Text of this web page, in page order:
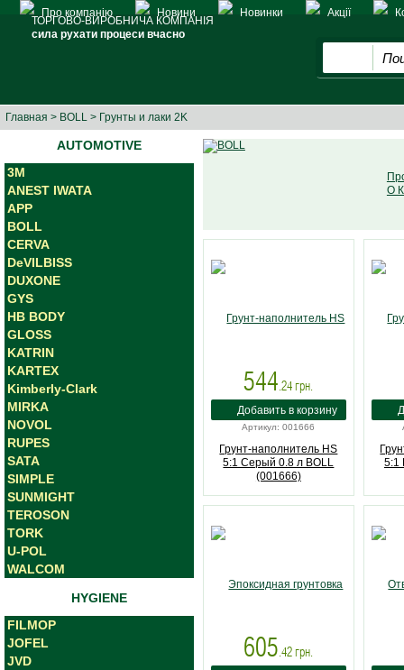
Про компанію Новини Новинки Акції
ТОРГОВО-ВИРОБНИЧА КОМПАНІЯ
сила рухати процеси вчасно
Главная > BOLL > Грунты и лаки 2K
AUTOMOTIVE
3M
ANEST IWATA
APP
BOLL
CERVA
DeVILBISS
DUXONE
GYS
HB BODY
GLOSS
KATRIN
KARTEX
Kimberly-Clark
MIRKA
NOVOL
RUPES
SATA
SIMPLE
SUNMIGHT
TEROSON
TORK
U-POL
WALCOM
HYGIENE
FILMOP
JOFEL
JVD
О
544 .24грн.
Артикул: 001666
Грунт-наполнитель HS
5:1 Серый 0.8 л BOLL
(001666)
5:1
605 .42грн.